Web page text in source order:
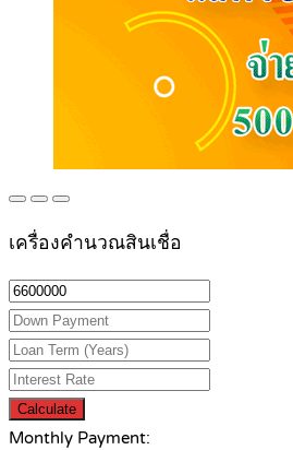
เครื่องคำนวณสินเชื่อ
Calculate
Monthly Payment: